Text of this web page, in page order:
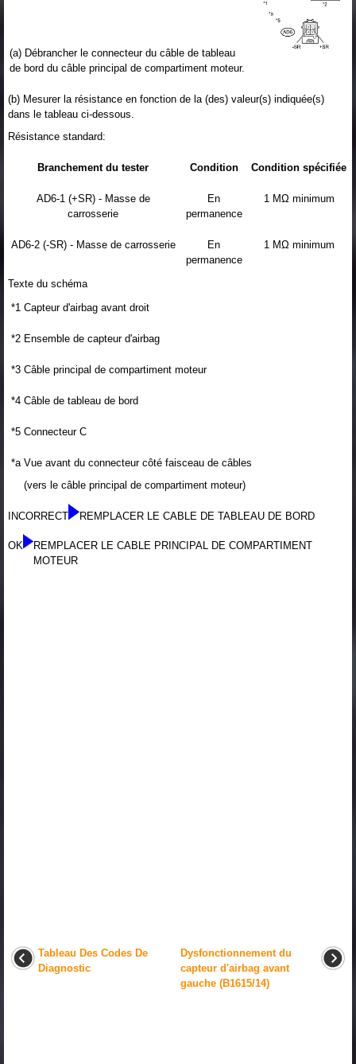
(a) Débrancher le connecteur du câble de tableau
de bord du câble principal de compartiment moteur.
(b) Mesurer la résistance en fonction de la (des) valeur(s) indiquée(s)
dans le tableau ci-dessous.
Résistance standard:
Branchement du tester Condition Condition spécifiée
AD6-1 (+SR) - Masse de
carrosserie
En
permanence
1 MΩ minimum
AD6-2 (-SR) - Masse de carrosserie
En
permanence
1 MΩ minimum
Texte du schéma
*1 Capteur d'airbag avant droit
*2 Ensemble de capteur d'airbag
*3 Câble principal de compartiment moteur
*4 Câble de tableau de bord
*5 Connecteur C
*a Vue avant du connecteur côté faisceau de câbles
(vers le câble principal de compartiment moteur)
INCORRECT REMPLACER LE CABLE DE TABLEAU DE BORD
OK
REMPLACER LE CABLE PRINCIPAL DE COMPARTIMENT
MOTEUR
Tableau Des Codes De
Diagnostic
Dysfonctionnement du
capteur d'airbag avant
gauche (B1615/14)